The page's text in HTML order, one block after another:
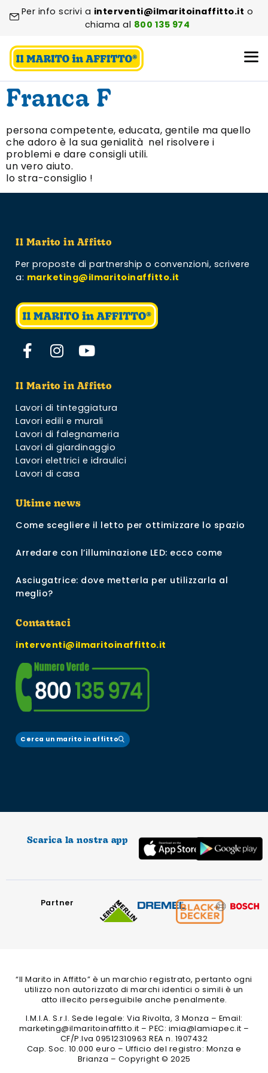
Per info scrivi a interventi@ilmaritoinaffitto.it o
chiama al 800 135 974
Franca F
persona competente, educata, gentile ma quello
che adoro è la sua genialità nel risolvere i
problemi e dare consigli utili.
un vero aiuto.
lo stra-consiglio !
Il Marito in Affitto
Per proposte di partnership o convenzioni, scrivere
a: marketing@ilmaritoinaffitto.it
Il Marito in Affitto
Lavori di tinteggiatura
Lavori edili e murali
Lavori di falegnameria
Lavori di giardinaggio
Lavori elettrici e idraulici
Lavori di casa
Ultime news
Come scegliere il letto per ottimizzare lo spazio
Arredare con l’illuminazione LED: ecco come
Asciugatrice: dove metterla per utilizzarla al
meglio?
Contattaci
interventi@ilmaritoinaffitto.it
Cerca un marito in affitto
Scarica la nostra app
Partner
“Il Marito in Affitto” è un marchio registrato, pertanto ogni
utilizzo non autorizzato di marchi identici o simili è un
atto illecito perseguibile anche penalmente.
I.M.I.A. S.r.l. Sede legale: Via Rivolta, 3 Monza – Email:
marketing@ilmaritoinaffitto.it – PEC: imia@lamiapec.it –
CF/P.Iva 09512310963 REA n. 1907432
Cap. Soc. 10.000 euro – Ufficio del registro: Monza e
Brianza – Copyright © 2025